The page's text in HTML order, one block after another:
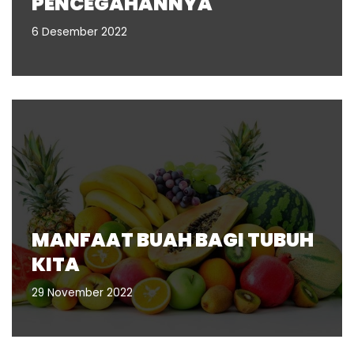
6 Desember 2022
MANFAAT BUAH BAGI TUBUH
KITA
29 November 2022